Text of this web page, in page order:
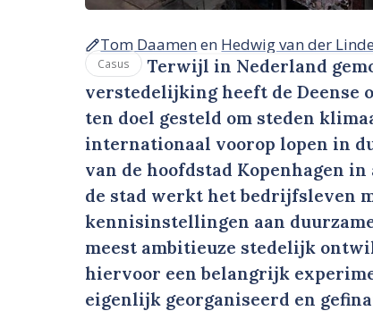
Tom Daamenen Hedwig van der
Casus
Terwijl in Nederland
verstedelijking heeft de Deense
ten doel gesteld om steden
internationaal voorop lopen in
van de hoofdstad Kopenhagen
de stad werkt het bedrijfsleven
kennisinstellingen aan
meest ambitieuze stedelijk
hiervoor een belangrijk
eigenlijk georganiseerd en